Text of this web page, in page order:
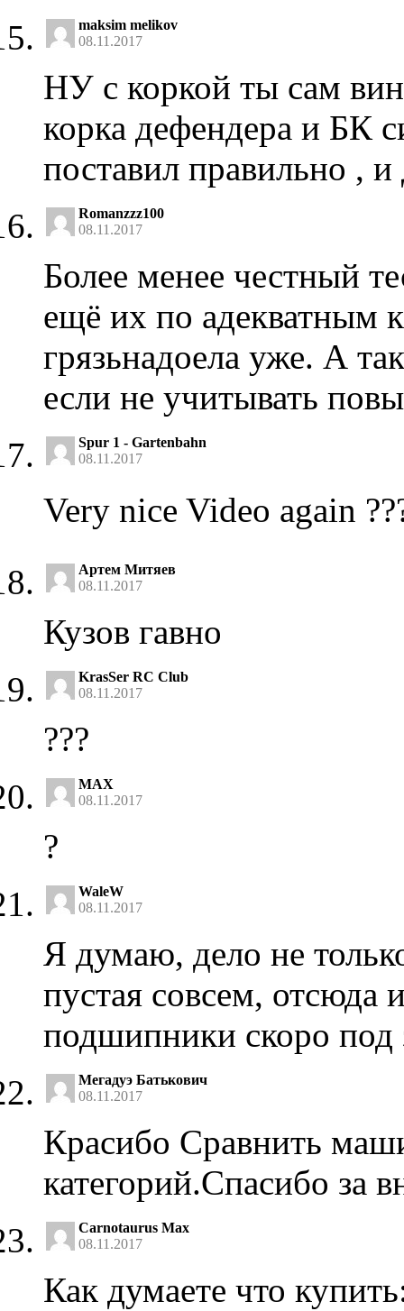
maksim melikov
08.11.2017
НУ с коркой ты сам
корка дефендера и БК
поставил правильно ,
Romanzzz100
08.11.2017
Более менее честный
ещё их по адекватным
грязьнадоела уже. А
если не учитывать
Spur 1 - Gartenbahn
08.11.2017
Very nice Video again
Артем Митяев
08.11.2017
Кузов гавно
KrasSer RC Club
08.11.2017
???
MAX
08.11.2017
?
WaleW
08.11.2017
Я думаю, дело не
пустая совсем, отсюда
подшипники скоро под
Мегадуэ Батькович
08.11.2017
Красибо Сравнить
категорий.Спасибо за
Carnotaurus Max
08.11.2017
Как думаете что